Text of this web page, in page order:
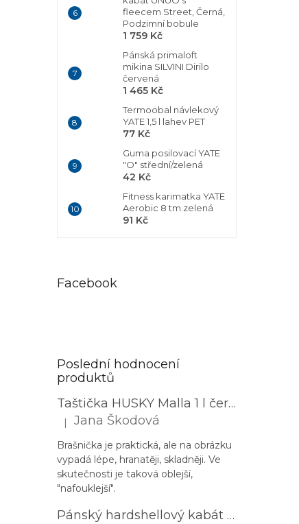
fleecem Street, Černá,
Podzimní bobule
1 759 Kč
Pánská primaloft
mikina SILVINI Dirilo
červená
1 465 Kč
Termoobal návlekový
YATE 1,5 l lahev PET
77 Kč
Guma posilovací YATE
"O" střední/zelená
42 Kč
Fitness karimatka YATE
Aerobic 8 tm.zelená
91 Kč
Facebook
Poslední hodnocení
produktů
Taštička HUSKY Malla 1 l černá
Hodnocení produktu je 3 z 5 hvězdiček.
| Jana Škodová
Brašnička je praktická, ale na obrázku
vypadá lépe, hranatěji, skladněji. Ve
skutečnosti je taková oblejší,
"nafouklejší".
Pánský hardshellový kabát HUSKY Nestia M zelený